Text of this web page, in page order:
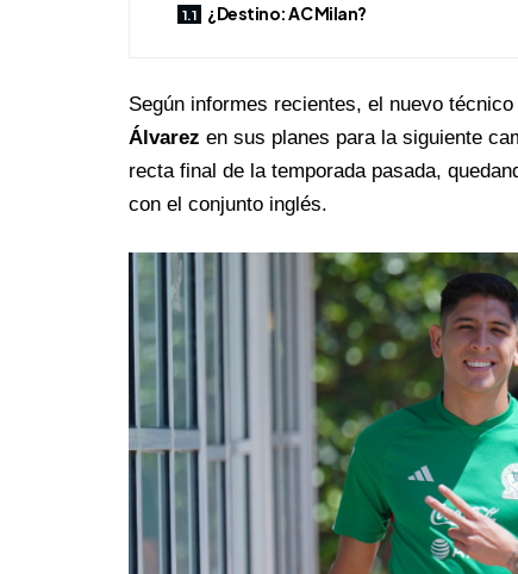
¿Destino: AC Milan?
Según informes recientes, el nuevo
Álvarez en sus planes para la siguiente
recta final de la temporada pasada,
con el conjunto inglés.